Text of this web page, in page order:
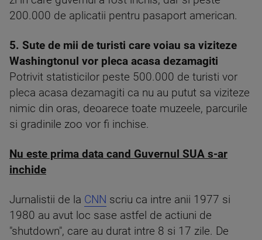
200.000 de aplicatii pentru pasaport american.
5. Sute de mii de turisti care voiau sa viziteze
Washingtonul vor pleca acasa dezamagiti
Potrivit statisticilor peste 500.000 de turisti vor
pleca acasa dezamagiti ca nu au putut sa viziteze
nimic din oras, deoarece toate muzeele, parcurile
si gradinile zoo vor fi inchise.
Nu este prima data cand Guvernul SUA s-ar
inchide
Jurnalistii de la CNN scriu ca intre anii 1977 si
1980 au avut loc sase astfel de actiuni de
"shutdown", care au durat intre 8 si 17 zile. De